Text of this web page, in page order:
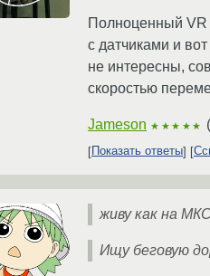
Полноценный VR
с датчиками и
не интересны,
скоростью
Jameson ★★★★★ (
Показать ответы
живу как на
Ищу беговую